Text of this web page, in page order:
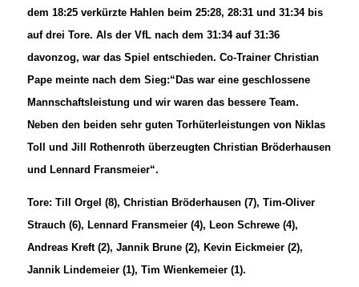
dem 18:25 verkürzte Hahlen beim 25:28, 28:31 und 31:34 bis
auf drei Tore. Als der VfL nach dem 31:34 auf 31:36
davonzog, war das Spiel entschieden. Co-Trainer Christian
Pape meinte nach dem Sieg:“Das war eine geschlossene
Mannschaftsleistung und wir waren das bessere Team.
Neben den beiden sehr guten Torhüterleistungen von Niklas
Toll und Jill Rothenroth überzeugten Christian Bröderhausen
und Lennard Fransmeier“.
Tore: Till Orgel (8), Christian Bröderhausen (7), Tim-Oliver
Strauch (6), Lennard Fransmeier (4), Leon Schrewe (4),
Andreas Kreft (2), Jannik Brune (2), Kevin Eickmeier (2),
Jannik Lindemeier (1), Tim Wienkemeier (1).